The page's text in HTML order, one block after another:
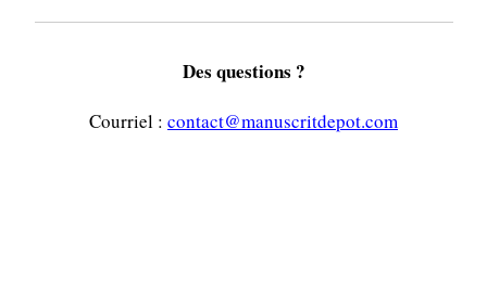
Des questions ?
Courriel : contact@manuscritdepot.com